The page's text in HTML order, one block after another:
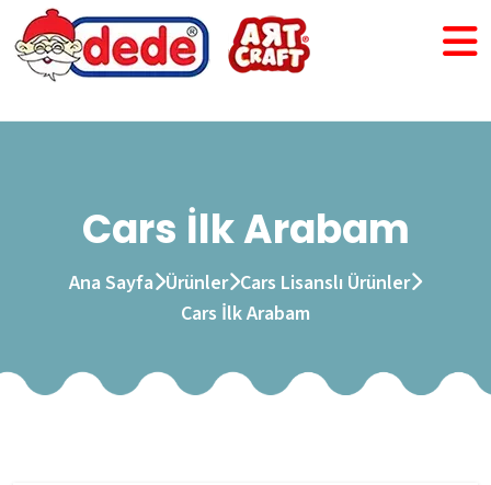
Cars İlk Arabam
Ana Sayfa Ürünler Cars Lisanslı Ürünler
Cars İlk Arabam